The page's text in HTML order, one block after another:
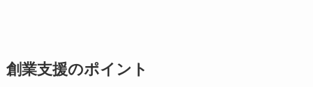
創業支援のポイント